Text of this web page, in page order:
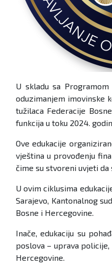
U skladu sa
oduzimanjem imovinske
tužilaca Federacije
funkcija u toku 2024.
Ove edukacije
vještina u provođenju
čime su stvoreni uvjeti da
U ovim ciklusima
Sarajevo, Kantonalnog
Bosne i Hercegovine.
Inače, edukaciju su
poslova – uprava
Hercegovine.